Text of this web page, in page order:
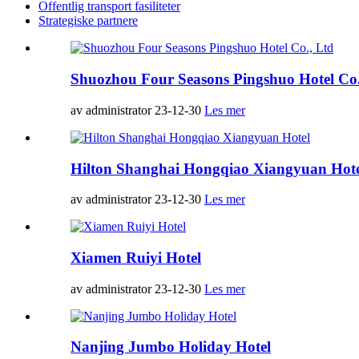
Offentlig transport fasiliteter
Strategiske partnere
Shuozhou Four Seasons Pingshuo Hotel
av administrator 23-12-30 Les mer
Hilton Shanghai Hongqiao Xiangyuan
av administrator 23-12-30 Les mer
Xiamen Ruiyi Hotel
av administrator 23-12-30 Les mer
Nanjing Jumbo Holiday Hotel